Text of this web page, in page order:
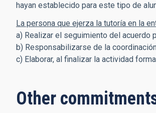
hayan establecido para este tipo de
La persona que ejerza la tutoría en la
a) Realizar el seguimiento del acuerdo
b) Responsabilizarse de la
c) Elaborar, al finalizar la actividad
Other